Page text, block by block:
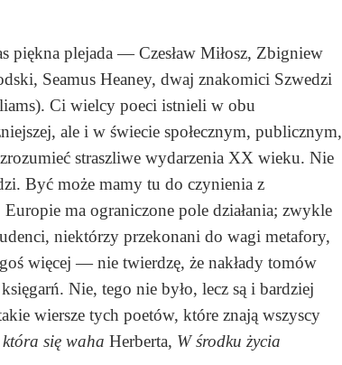
piękna plejada — Czesław Miłosz, Zbigniew
Seamus Heaney, dwaj znakomici Szwedzi
Ci wielcy poeci istnieli w obu
ale i w świecie społecznym, publicznym,
straszliwe wydarzenia XX wieku. Nie
Być może mamy tu do czynienia z
ma ograniczone pole działania; zwykle
niektórzy przekonani do wagi metafory,
więcej — nie twierdzę, że nakłady tomów
Nie, tego nie było, lecz są i bardziej
wiersze tych poetów, które znają wszyscy
się waha Herberta, W środku życia